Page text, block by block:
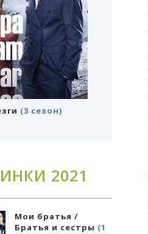
(3 сезон)
2021
Дилемма Азиза
Подробнее